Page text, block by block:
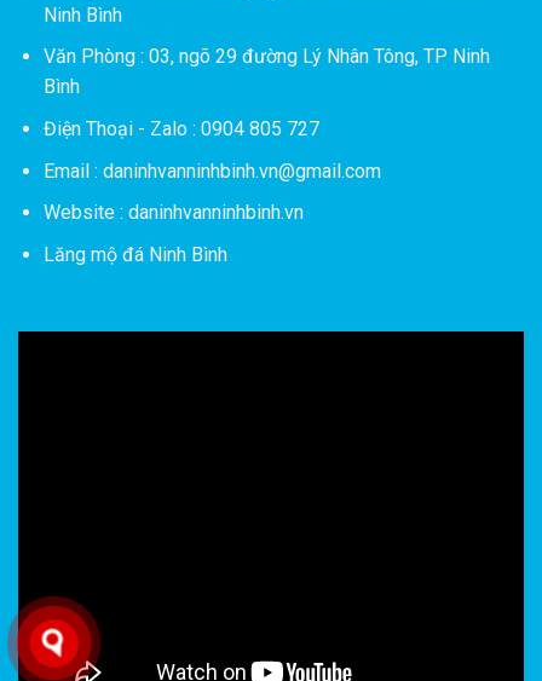
Ninh Bình
Văn Phòng : 03, ngõ 29 đường Lý Nhân Tông, TP Ninh
Bình
Điện Thoại - Zalo : 0904 805 727
Email : daninhvanninhbinh.vn@gmail.com
Website : daninhvanninhbinh.vn
Lăng mộ đá Ninh Bình